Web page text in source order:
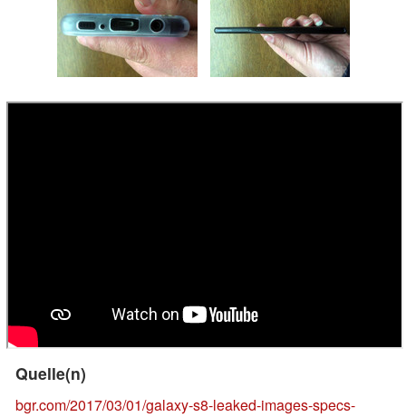
Quelle(n)
bgr.com/2017/03/01/galaxy-s8-leaked-images-specs-